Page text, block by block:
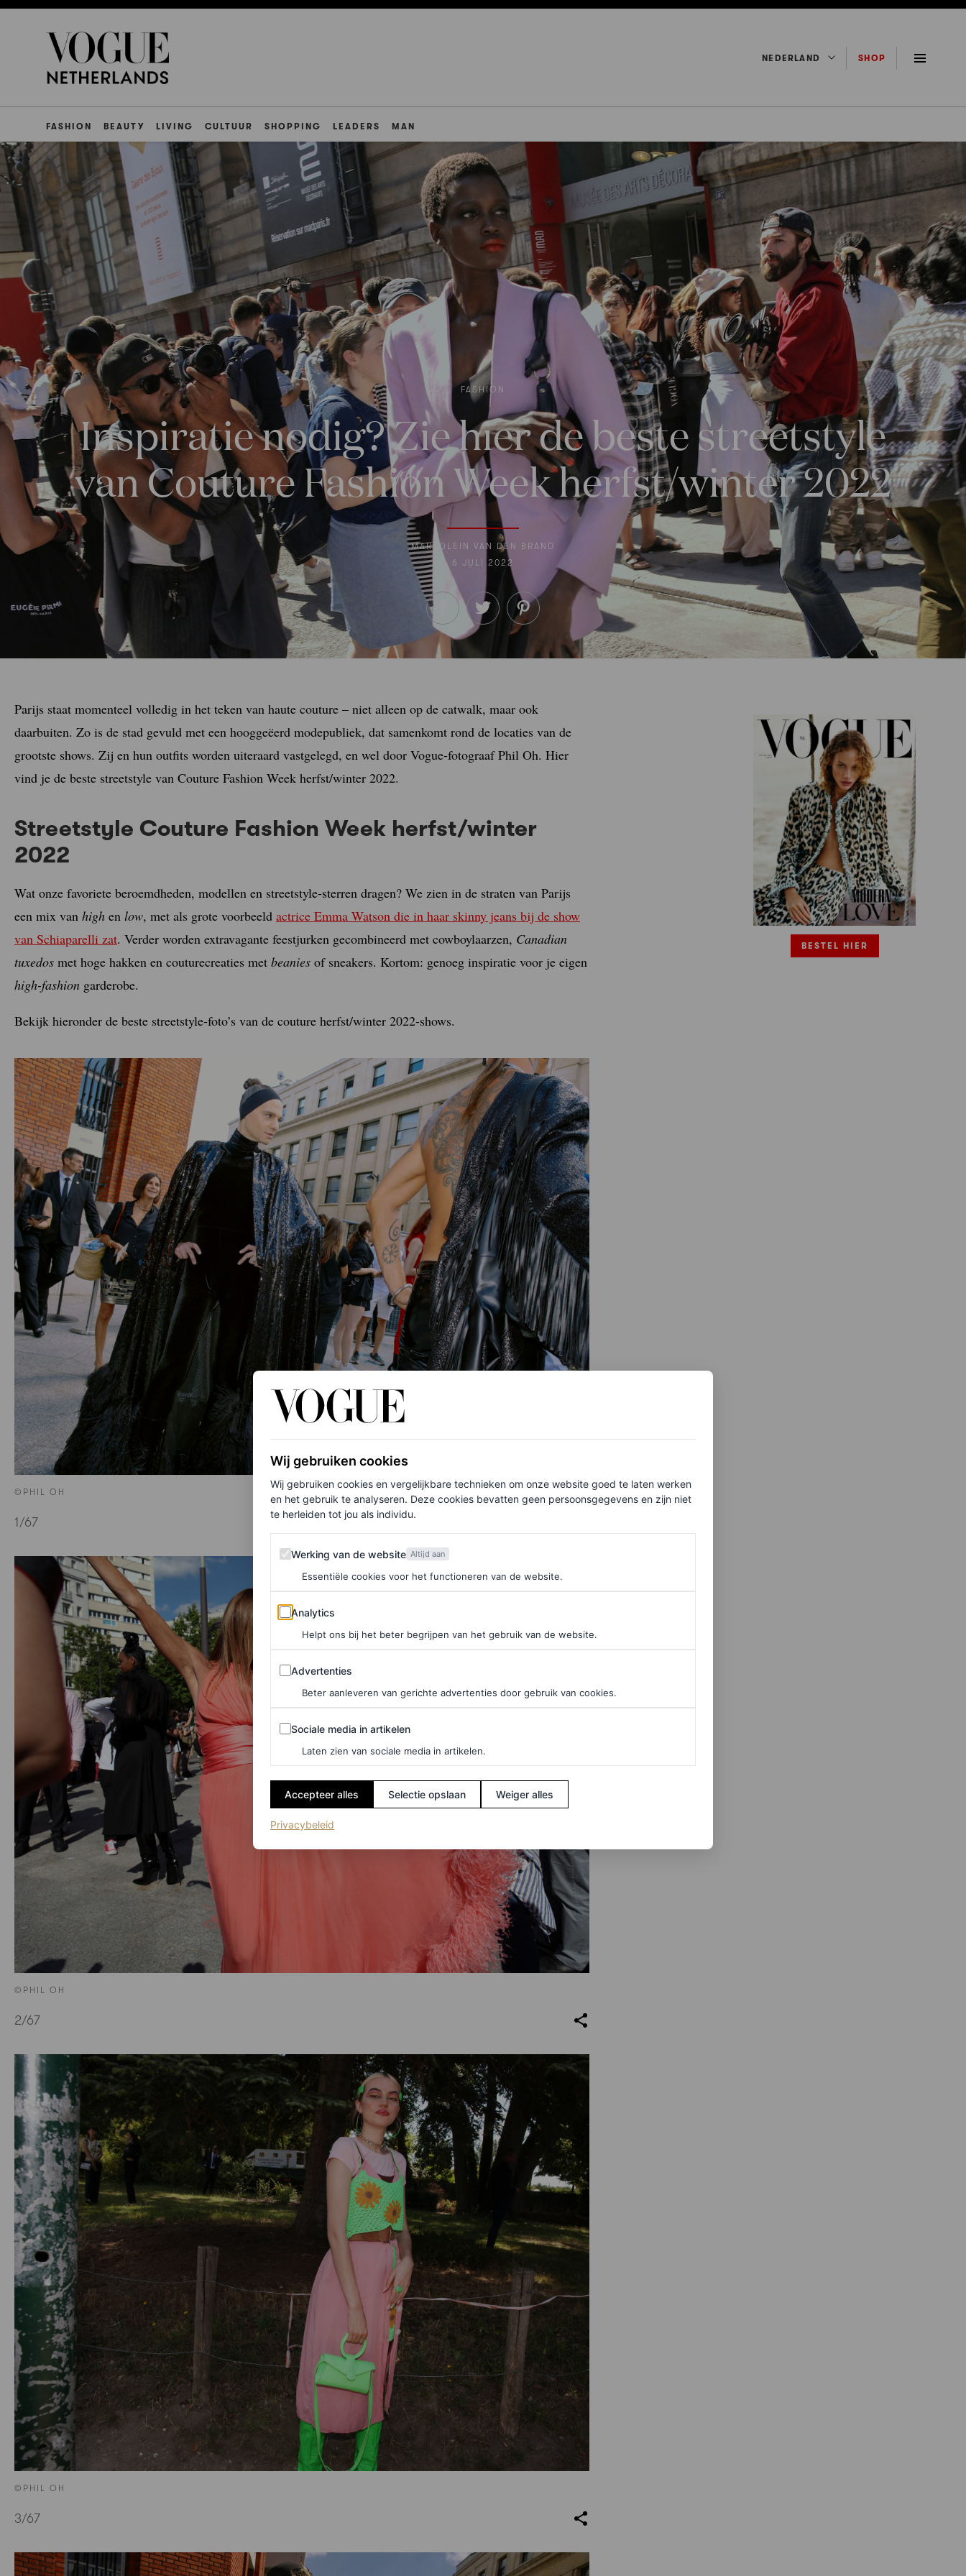
NEDERLAND SHOP
FASHION BEAUTY LIVING CULTUUR SHOPPING LEADERS MAN
FASHION
Inspiratie nodig? Zie hier de beste streetstyle
van Couture Fashion Week herfst/winter 2022
MARJOLEIN VAN DEN BRAND
6 JULI 2022
Parijs staat momenteel volledig in het teken van haute couture – niet alleen op de catwalk, maar ook
daarbuiten. Zo is de stad gevuld met een hooggeëerd modepubliek, dat samenkomt rond de locaties van de
grootste shows. Zij en hun outfits worden uiteraard vastgelegd, en wel door Vogue-fotograaf Phil Oh. Hier
vind je de beste streetstyle van Couture Fashion Week herfst/winter 2022.
Streetstyle Couture Fashion Week herfst/winter
2022
Wat onze favoriete beroemdheden, modellen en streetstyle-sterren dragen? We zien in de straten van Parijs
een mix van high en low, met als grote voorbeeld actrice Emma Watson die in haar skinny jeans bij de show
van Schiaparelli zat. Verder worden extravagante feestjurken gecombineerd met cowboylaarzen, Canadian
tuxedos met hoge hakken en couturecreaties met beanies of sneakers. Kortom: genoeg inspiratie voor je eigen
high-fashion garderobe.
Bekijk hieronder de beste streetstyle-foto’s van de couture herfst/winter 2022-shows.
©PHIL OH
1/67
©PHIL OH
2/67
©PHIL OH
3/67
BESTEL HIER
Wij gebruiken cookies
Wij gebruiken cookies en vergelijkbare technieken om onze website goed te laten werken
en het gebruik te analyseren. Deze cookies bevatten geen persoonsgegevens en zijn niet
te herleiden tot jou als individu.
Werking van de website
Werking van de website Altijd aan
Essentiële cookies voor het functioneren van de website.
Analytics
Analytics
Helpt ons bij het beter begrijpen van het gebruik van de website.
Advertenties
Advertenties
Beter aanleveren van gerichte advertenties door gebruik van cookies.
Sociale media in artikelen
Sociale media in artikelen
Laten zien van sociale media in artikelen.
Accepteer alles Selectie opslaan Weiger alles
Privacybeleid